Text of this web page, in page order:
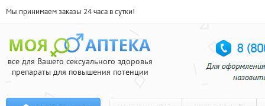
Мы принимаем заказы 24 часа в сутки!
все для Вашего сексуального здоровья
препараты для повышения потенции